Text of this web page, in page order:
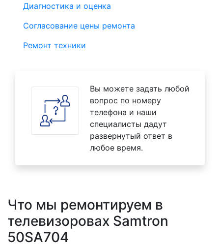
Диагностика и оценка
Согласование цены ремонта
Ремонт техники
Вы можете задать любой
вопрос по номеру
телефона и наши
специалисты дадут
развернутый ответ в
любое время.
Что мы ремонтируем в
телевизоровах Samtron
50SA704